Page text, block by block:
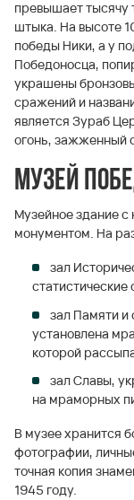
превышает тысячу
штыка. На высоте
победы Ники, а у
Победоносца,
украшены
сражений и
является Зураб
огонь, зажженный
Музей
Музейное здание
монументом. На
зал
статистические
зал Памяти и
установлена
которой
зал Славы,
на мраморных
В музее хранится
фотографии,
точная копия
1945 году.